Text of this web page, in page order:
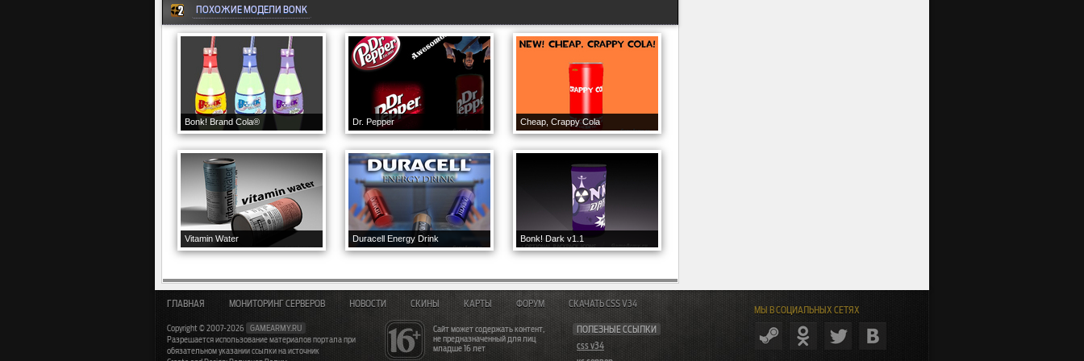
ПОХОЖИЕ МОДЕЛИ BONK
Bonk! Brand Cola® Dr. Pepper Cheap, Crappy Cola
Vitamin Water Duracell Energy Drink Bonk! Dark v1.1
МЫ В СОЦИАЛЬНЫХ СЕТЯХ
Сайт может содержать контент,
не предназначенный для лиц
младше 16 лет
ПОЛЕЗНЫЕ ССЫЛКИ
css v34
ГЛАВНАЯ МОНИТОРИНГ СЕРВЕРОВ НОВОСТИ СКИНЫ КАРТЫ ФОРУМ СКАЧАТЬ CSS V34
Copyright © 2007-2026
GAMEARMY.RU
Разрешается использование материалов портала при
обязательном указании ссылки на источник